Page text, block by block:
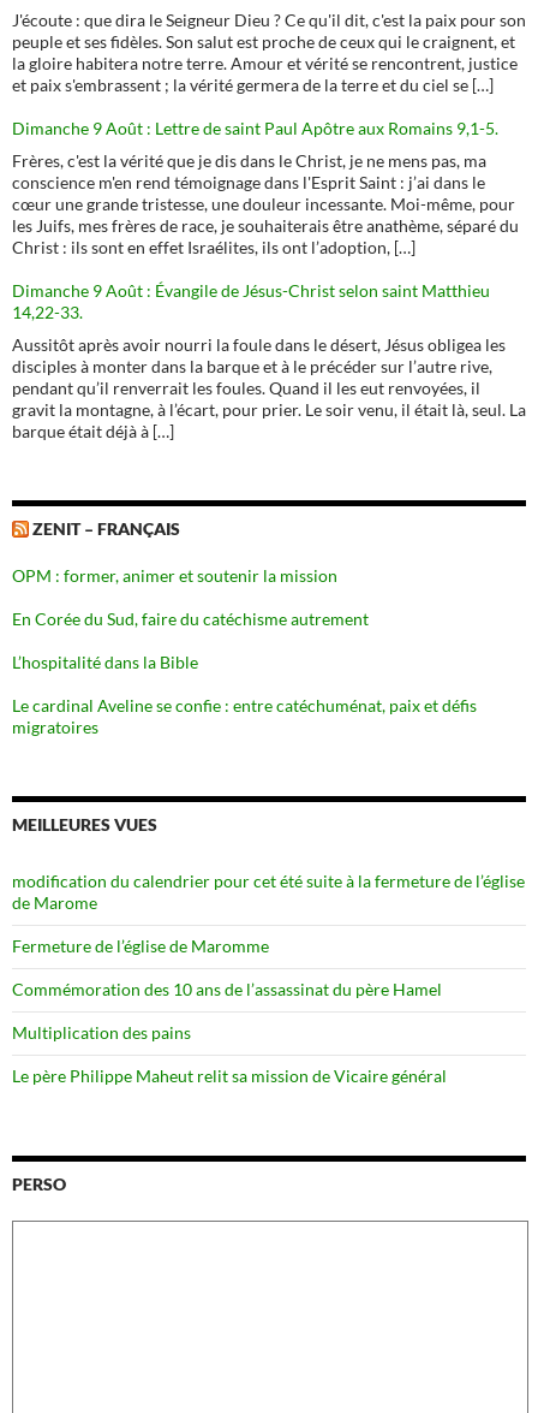
J'écoute : que dira le Seigneur Dieu ? Ce qu'il dit, c'est la paix pour son
peuple et ses fidèles. Son salut est proche de ceux qui le craignent, et
la gloire habitera notre terre. Amour et vérité se rencontrent, justice
et paix s'embrassent ; la vérité germera de la terre et du ciel se […]
Dimanche 9 Août : Lettre de saint Paul Apôtre aux Romains 9,1-5.
Frères, c'est la vérité que je dis dans le Christ, je ne mens pas, ma
conscience m'en rend témoignage dans l'Esprit Saint : j’ai dans le
cœur une grande tristesse, une douleur incessante. Moi-même, pour
les Juifs, mes frères de race, je souhaiterais être anathème, séparé du
Christ : ils sont en effet Israélites, ils ont l’adoption, […]
Dimanche 9 Août : Évangile de Jésus-Christ selon saint Matthieu
14,22-33.
Aussitôt après avoir nourri la foule dans le désert, Jésus obligea les
disciples à monter dans la barque et à le précéder sur l’autre rive,
pendant qu’il renverrait les foules. Quand il les eut renvoyées, il
gravit la montagne, à l’écart, pour prier. Le soir venu, il était là, seul. La
barque était déjà à […]
ZENIT – FRANÇAIS
OPM : former, animer et soutenir la mission
En Corée du Sud, faire du catéchisme autrement
L’hospitalité dans la Bible
Le cardinal Aveline se confie : entre catéchuménat, paix et défis
migratoires
MEILLEURES VUES
modification du calendrier pour cet été suite à la fermeture de l’église
de Marome
Fermeture de l’église de Maromme
Commémoration des 10 ans de l’assassinat du père Hamel
Multiplication des pains
Le père Philippe Maheut relit sa mission de Vicaire général
PERSO